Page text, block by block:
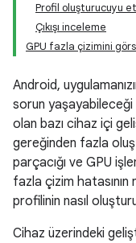
Profil oluşturucuyu
Çıkışı inceleme
GPU fazla çizimini
Android,
sorun yaşayabileceği
olan bazı cihaz içi
gereğinden fazla
parçacığı ve GPU
fazla çizim hatasının
profilinin nasıl
Cihaz üzerindeki